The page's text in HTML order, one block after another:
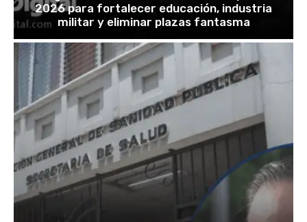
2026 para fortalecer educación, industria
militar y eliminar plazas fantasma